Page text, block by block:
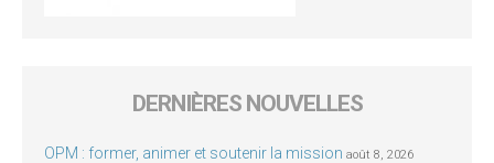
DERNIÈRES NOUVELLES
OPM : former, animer et soutenir la mission août 8, 2026